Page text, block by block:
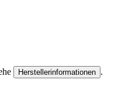
Herstellerinformationen .